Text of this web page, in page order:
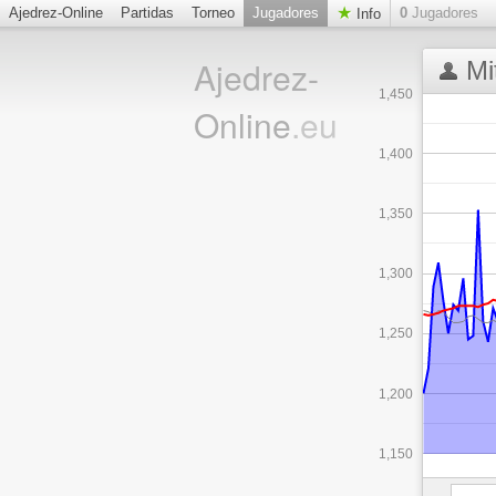
Ajedrez-Online Partidas Torneo Jugadores Info 0 Jugadores
Ajedrez-
Online.eu
1,150
1,200
1,250
1,300
1,350
1,400
1,450